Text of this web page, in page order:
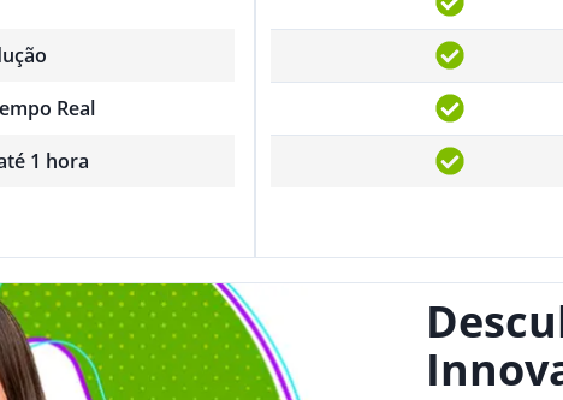
Real
1 hora